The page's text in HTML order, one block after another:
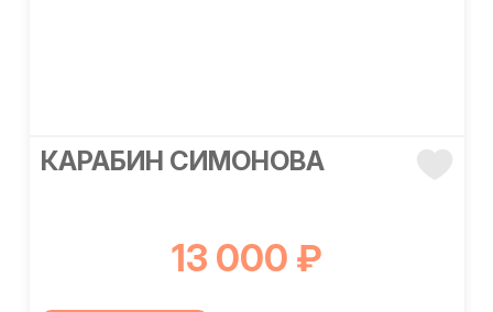
КАРАБИН СИМОНОВА
13 000 ₽